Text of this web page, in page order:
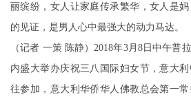
丽缤纷，女人让家庭传承繁华，女人是
的见证，是男人心中最强大的动力马达。
（记者 一策 陈静）2018年3月8日中午普
内盛大举办庆祝三八国际妇女节，意大
往参加，意大利华侨华人佛教总会第一